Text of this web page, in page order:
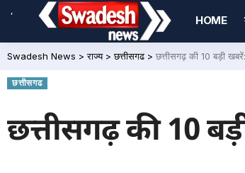
,
HOME
Swadesh News >राज्य>छत्तीसगढ> छत्तीसगढ़ की 10 बड़ी
छत्तीसगढ
छत्तीसगढ़ की 10